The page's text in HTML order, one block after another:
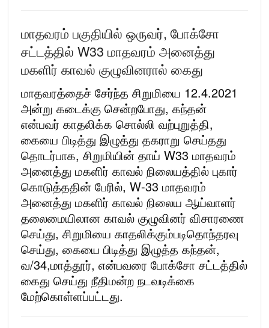
மாதவரம் பகுதியில் ஒருவர், போக்சோ
சட்டத்தில் W33 மாதவரம் அனைத்து
மகளிர் காவல் குழுவினரால் கைது
மாதவரத்தைச் சேர்ந்த சிறுமியை 12.4.2021
அன்று கடைக்கு சென்றபோது, கந்தன்
என்பவர் காதலிக்க சொல்லி வற்புறுத்தி,
கையை பிடித்து இழுத்து தகராறு செய்தது
தொடர்பாக, சிறுமியின் தாய் W33 மாதவரம்
அனைத்து மகளிர் காவல் நிலையத்தில் புகார்
கொடுத்ததின் பேரில், W-33 மாதவரம்
அனைத்து மகளிர் காவல் நிலைய ஆய்வாளர்
தலைமையிலான காவல் குழுவினர் விசாரணை
செய்து, சிறுமியை காதலிக்கும்படிதொந்தரவு
செய்து, கையை பிடித்து இழுத்த கந்தன்,
வ/34,மாத்தூர், என்பவரை போக்சோ சட்டத்தில்
கைது செய்து நீதிமன்ற நடவடிக்கை
மேற்கொள்ளப்பட்டது.